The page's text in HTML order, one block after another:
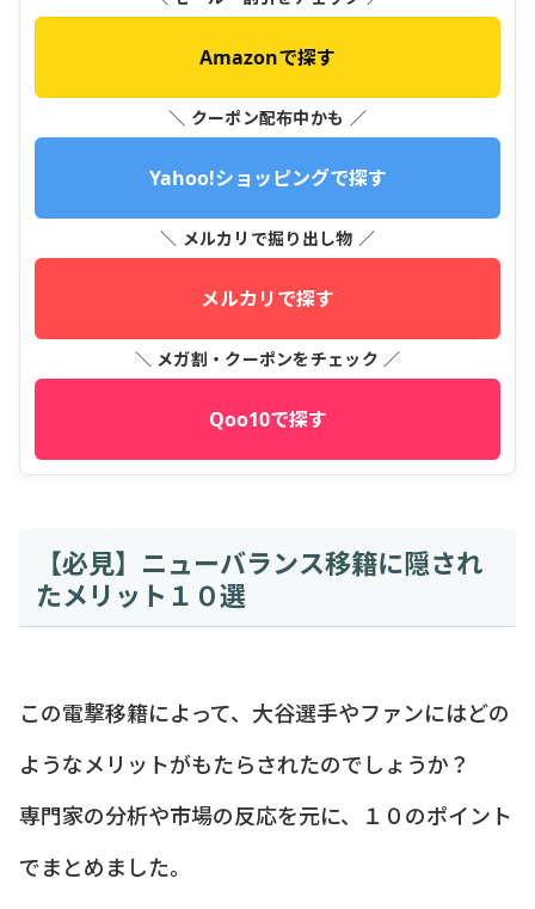
Amazonで探す
＼ クーポン配布中かも ／
Yahoo!ショッピングで探す
＼ メルカリで掘り出し物 ／
メルカリで探す
＼ メガ割・クーポンをチェック ／
Qoo10で探す
【必見】ニューバランス移籍に隠され
たメリット１０選
この電撃移籍によって、大谷選手やファンにはどの
ようなメリットがもたらされたのでしょうか？
専門家の分析や市場の反応を元に、１０のポイント
でまとめました。